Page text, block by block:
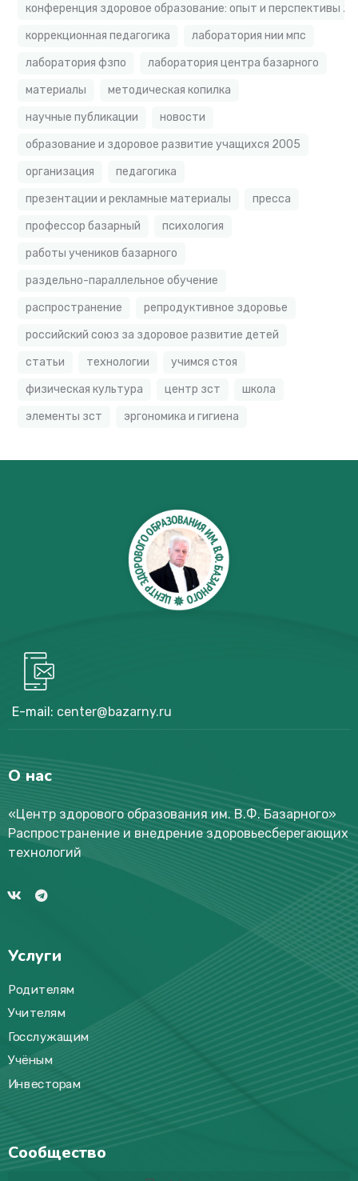
конференция здоровое образование: опыт и перспективы
коррекционная педагогика
лаборатория нии мпс
лаборатория фзпо
лаборатория центра базарного
материалы
методическая копилка
научные публикации
новости
образование и здоровое развитие учащихся 2005
организация
педагогика
презентации и рекламные материалы
пресса
профессор базарный
психология
работы учеников базарного
раздельно-параллельное обучение
распространение
репродуктивное здоровье
российский союз за здоровое развитие детей
статьи
технологии
учимся стоя
физическая культура
центр зст
школа
элементы зст
эргономика и гигиена
E-mail: center@bazarny.ru
О нас
«Центр здорового образования им. В.Ф. Базарного»
Распространение и внедрение здоровьесберегающих
технологий
Услуги
Родителям
Учителям
Госслужащим
Учёным
Инвесторам
Сообщество